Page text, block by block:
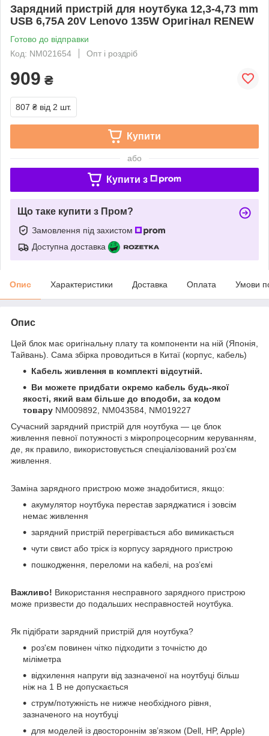
Зарядний пристрій для ноутбука 12,3-4,73 mm
USB 6,75A 20V Lenovo 135W Оригінал RENEW
Готово до відправки
Код: NM021654
Опт і роздріб
909 ₴
807 ₴ від 2 шт.
Купити
або
Купити з
Що таке купити з Пром?
Замовлення під захистом
Доступна доставка
Опис Характеристики Доставка Оплата Умови
Опис
Цей блок має оригінальну плату та компоненти на ній (Японія,
Тайвань). Сама збірка проводиться в Китаї (корпус, кабель)
Кабель живлення в комплекті відсутній.
Ви можете придбати окремо кабель будь-якої
якості, який вам більше до вподоби, за кодом
товару NM009892, NM043584, NM019227
Сучасний зарядний пристрій для ноутбука — це блок
живлення певної потужності з мікропроцесорним керуванням,
де, як правило, використовується спеціалізований роз’єм
живлення.
Заміна зарядного пристрою може знадобитися, якщо:
акумулятор ноутбука перестав заряджатися і зовсім
немає живлення
зарядний пристрій перегрівається або вимикається
чути свист або тріск із корпусу зарядного пристрою
пошкодження, переломи на кабелі, на роз’ємі
Важливо! Використання несправного зарядного пристрою
може призвести до подальших несправностей ноутбука.
Як підібрати зарядний пристрій для ноутбука?
роз'єм повинен чітко підходити з точністю до
міліметра
відхилення напруги від зазначеної на ноутбуці більш
ніж на 1 В не допускається
струм/потужність не нижче необхідного рівня,
зазначеного на ноутбуці
для моделей із двостороннім зв’язком (Dell, HP, Apple)